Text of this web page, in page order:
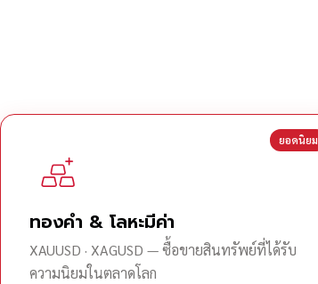
ยอดนิยม
ทองคำ & โลหะมีค่า
XAUUSD · XAGUSD — ซื้อขายสินทรัพย์ที่ได้รับ
ความนิยมในตลาดโลก